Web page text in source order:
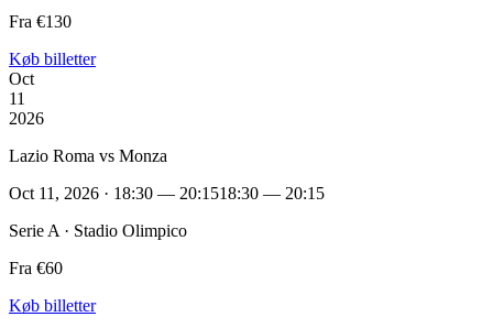
Fra €130
Køb billetter
Oct
11
2026
Lazio Roma vs Monza
Oct 11, 2026 · 18:30 — 20:1518:30 — 20:15
Serie A · Stadio Olimpico
Fra €60
Køb billetter